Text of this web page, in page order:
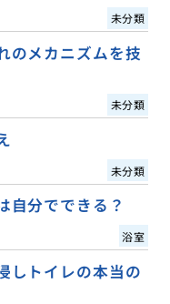
未分類
のメカニズムを技
未分類
未分類
自分でできる？
浴室
しトイレの本当の